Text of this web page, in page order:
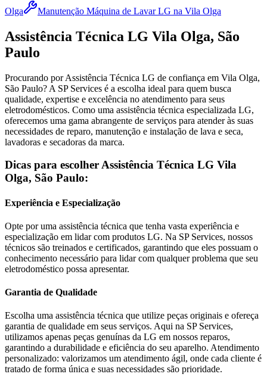
Olga
Manutenção Máquina de Lavar LG na Vila Olga
Assistência Técnica LG Vila Olga, São
Paulo
Procurando por Assistência Técnica LG de confiança em Vila Olga,
São Paulo? A SP Services é a escolha ideal para quem busca
qualidade, expertise e excelência no atendimento para seus
eletrodomésticos. Como uma assistência técnica especializada LG,
oferecemos uma gama abrangente de serviços para atender às suas
necessidades de reparo, manutenção e instalação de lava e seca,
lavadoras e secadoras da marca.
Dicas para escolher Assistência Técnica LG Vila
Olga, São Paulo:
Experiência e Especialização
Opte por uma assistência técnica que tenha vasta experiência e
especialização em lidar com produtos LG. Na SP Services, nossos
técnicos são treinados e certificados, garantindo que eles possuam o
conhecimento necessário para lidar com qualquer problema que seu
eletrodoméstico possa apresentar.
Garantia de Qualidade
Escolha uma assistência técnica que utilize peças originais e ofereça
garantia de qualidade em seus serviços. Aqui na SP Services,
utilizamos apenas peças genuínas da LG em nossos reparos,
garantindo a durabilidade e eficiência do seu aparelho. Atendimento
personalizado: valorizamos um atendimento ágil, onde cada cliente é
tratado de forma única e suas necessidades são prioridade.